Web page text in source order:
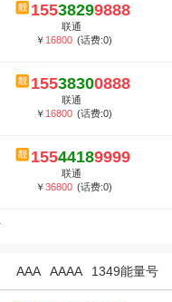
15538299888
联通
￥ 16800 (话费:0)
15538300888
联通
￥ 16800 (话费:0)
15544189999
联通
￥36800 (话费:0)
1349能量号
AAAA
AAA